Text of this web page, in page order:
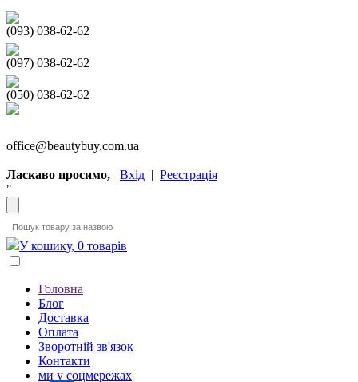
(093) 038-62-62
(097) 038-62-62
(050) 038-62-62
office@beautybuy.com.ua
Ласкаво просимо, Вхід | Реєстрація
"
У кошику, 0 товарів
Головна
Блог
Доставка
Оплата
Зворотній зв'язок
Контакти
ми у соцмережах